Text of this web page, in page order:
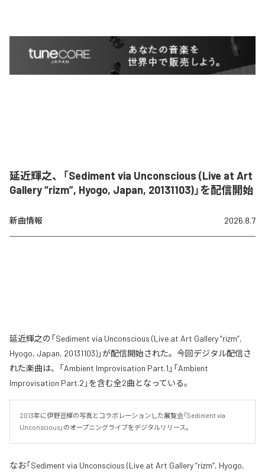
延近輝之、「Sediment via Unconscious (Live at Art
Gallery “rizm”, Hyogo, Japan, 20131103)」を配信開始
新曲情報 2026.8.7
延近輝之の「Sediment via Unconscious (Live at Art Gallery “rizm”,
Hyogo, Japan, 20131103)」が配信開始された。今回デジタル配信さ
れた楽曲は、「Ambient Improvisation Part.1」「Ambient
Improvisation Part.2」を含む全2曲となっている。
2013年に伊野亘輝の写真とコラボレーションした展覧会「Sediment via
Unconscious」のオープニングライブをデジタルリリース。
なお「Sediment via Unconscious (Live at Art Gallery “rizm”, Hyogo,